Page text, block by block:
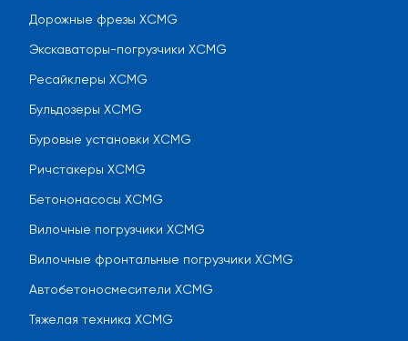
Дорожные фрезы XCMG
Экскаваторы-погрузчики XCMG
Ресайклеры XCMG
Бульдозеры XCMG
Буровые установки XCMG
Ричстакеры XCMG
Бетононасосы XCMG
Вилочные погрузчики XCMG
Вилочные фронтальные погрузчики XCMG
Автобетоносмесители XCMG
Тяжелая техника XCMG